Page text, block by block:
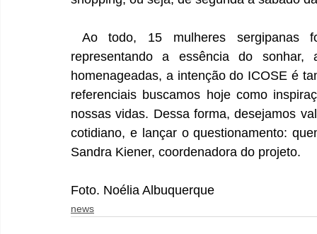
Ao todo, 15 mulheres sergipanas
representando a essência do
homenageadas, a intenção do ICOSE é
referenciais buscamos hoje como
nossas vidas. Dessa forma, desejamos
cotidiano, e lançar o questionamento:
Sandra Kiener, coordenadora do projeto.
Foto. Noélia Albuquerque
news